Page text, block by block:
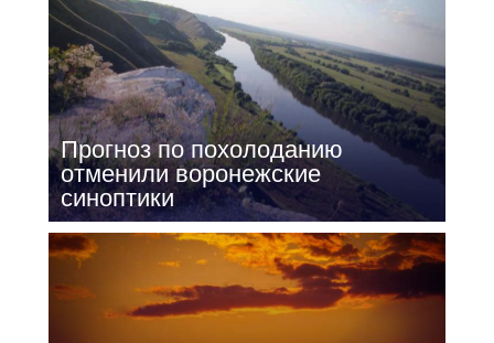
Прогноз по похолоданию
отменили воронежские
синоптики